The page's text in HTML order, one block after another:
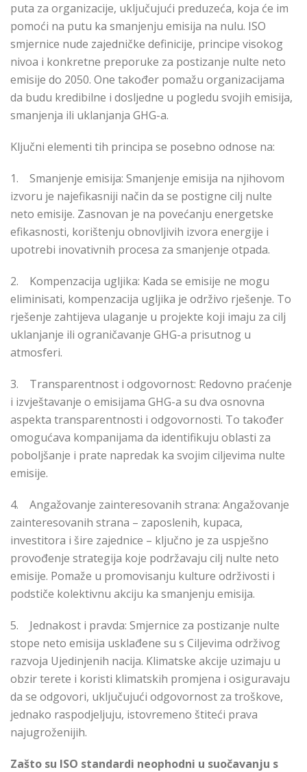
puta za organizacije, uključujući preduzeća, koja će im
pomoći na putu ka smanjenju emisija na nulu. ISO
smjernice nude zajedničke definicije, principe visokog
nivoa i konkretne preporuke za postizanje nulte neto
emisije do 2050. One također pomažu organizacijama
da budu kredibilne i dosljedne u pogledu svojih emisija,
smanjenja ili uklanjanja GHG-a.
Ključni elementi tih principa se posebno odnose na:
1. Smanjenje emisija: Smanjenje emisija na njihovom
izvoru je najefikasniji način da se postigne cilj nulte
neto emisije. Zasnovan je na povećanju energetske
efikasnosti, korištenju obnovljivih izvora energije i
upotrebi inovativnih procesa za smanjenje otpada.
2. Kompenzacija ugljika: Kada se emisije ne mogu
eliminisati, kompenzacija ugljika je održivo rješenje. To
rješenje zahtijeva ulaganje u projekte koji imaju za cilj
uklanjanje ili ograničavanje GHG-a prisutnog u
atmosferi.
3. Transparentnost i odgovornost: Redovno praćenje
i izvještavanje o emisijama GHG-a su dva osnovna
aspekta transparentnosti i odgovornosti. To također
omogućava kompanijama da identifikuju oblasti za
poboljšanje i prate napredak ka svojim ciljevima nulte
emisije.
4. Angažovanje zainteresovanih strana: Angažovanje
zainteresovanih strana – zaposlenih, kupaca,
investitora i šire zajednice – ključno je za uspješno
provođenje strategija koje podržavaju cilj nulte neto
emisije. Pomaže u promovisanju kulture održivosti i
podstiče kolektivnu akciju ka smanjenju emisija.
5. Jednakost i pravda: Smjernice za postizanje nulte
stope neto emisija usklađene su s Ciljevima održivog
razvoja Ujedinjenih nacija. Klimatske akcije uzimaju u
obzir terete i koristi klimatskih promjena i osiguravaju
da se odgovori, uključujući odgovornost za troškove,
jednako raspodjeljuju, istovremeno štiteći prava
najugroženijih.
Zašto su ISO standardi neophodni u suočavanju s